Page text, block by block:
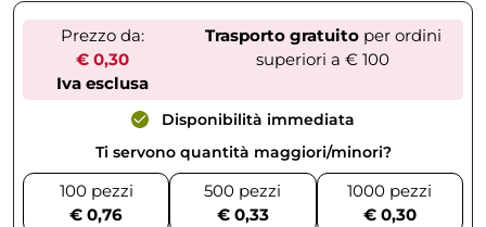
Prezzo da:
€ 0,30
Iva esclusa
Trasporto gratuitoper ordini
superiori a € 100
Disponibilità immediata
Ti servono quantità maggiori/minori?
100 pezzi
€ 0,76
500 pezzi
€ 0,33
1000 pezzi
€ 0,30